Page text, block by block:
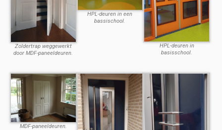
Zoldertrap weggewerkt
door MDF-paneeldeuren.
HPL-deuren in een
bassischool.
HPL-deuren in
basisschool.
MDF-paneeldeuren.